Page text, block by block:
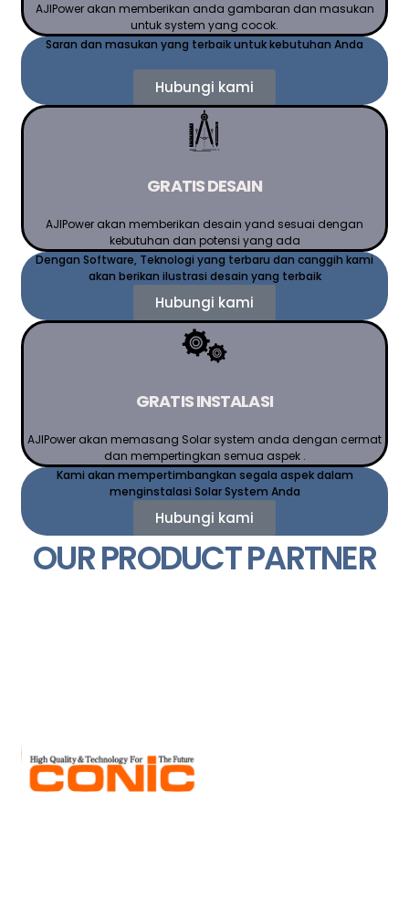
AJIPower akan memberikan anda gambaran dan masukan
untuk system yang cocok.
Saran dan masukan yang terbaik untuk kebutuhan Anda
Hubungi kami
GRATIS DESAIN
AJIPower akan memberikan desain yand sesuai dengan
kebutuhan dan potensi yang ada
Dengan Software, Teknologi yang terbaru dan canggih kami
akan berikan ilustrasi desain yang terbaik
Hubungi kami
GRATIS INSTALASI
AJIPower akan memasang Solar system anda dengan cermat
dan mempertingkan semua aspek .
Kami akan mempertimbangkan segala aspek dalam
menginstalasi Solar System Anda
Hubungi kami
OUR PRODUCT PARTNER